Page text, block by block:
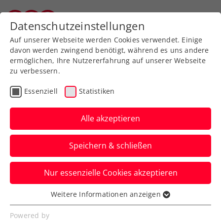
Zurück zur Newsübersicht
Turniere
Zischka ÖTV Seniors
Trophy powered by HEAD:
Fortsetzung in Neumarkt
Meldet euch noch bis Freitag, 15. Mai, um
20:00 Uhr fürs Turnier am
wunderschönen Wallersee an.
Verfasst von: Manuel Wachta, 08.05.2026
Datenschutzeinstellungen
Auf unserer Webseite werden Cookies verwendet. Einige
davon werden zwingend benötigt, während es uns andere
ermöglichen, Ihre Nutzererfahrung auf unserer Webseite
zu verbessern.
Essenziell Statistiken
Alle akzeptieren
Speichern & schließen
Nur essenzielle Cookies akzeptieren
Essenziell
Essenzielle Cookies werden für grundlegende
Weitere Informationen anzeigen
Powered by